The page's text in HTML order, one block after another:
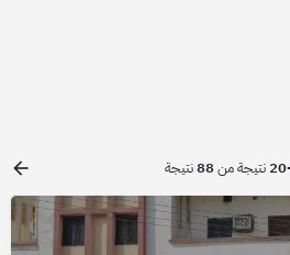
نتيجة من 88نتيجة